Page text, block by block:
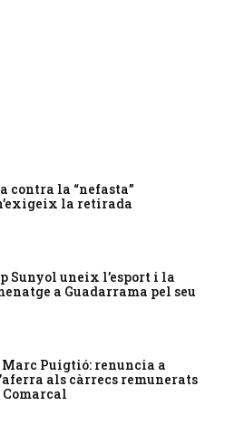
contra la “nefasta”
la retirada
Sunyol uneix l’esport i la
a Guadarrama pel seu
Puigtió: renuncia a
als càrrecs remunerats